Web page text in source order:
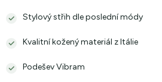
Stylový střih dle poslední módy
Kvalitní kožený materiál z Itálie
Podešev Vibram